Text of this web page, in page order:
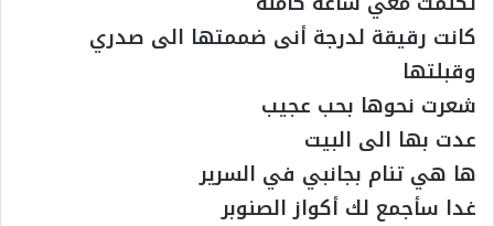
كانت رقيقة لدرجة أنى ضممتها الى صدري
وقبلتها
شعرت نحوها بحب عجيب
عدت بها الى البيت
ها هي تنام بجانبي في السرير
غدا سأجمع لك أكواز الصنوبر